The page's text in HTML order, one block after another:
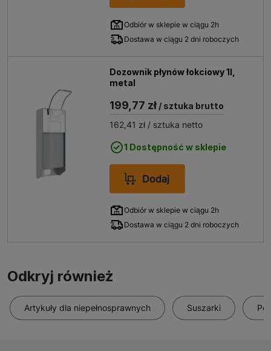
Odbiór w sklepie w ciągu 2h
Dostawa w ciągu 2 dni roboczych
Dozownik płynów łokciowy 1l,
metal
199,77 zł / sztuka brutto
162,41 zł / sztuka netto
1 Dostępność w sklepie
Dodaj
Odbiór w sklepie w ciągu 2h
Dostawa w ciągu 2 dni roboczych
Odkryj również
Artykuły dla niepełnosprawnych Suszarki